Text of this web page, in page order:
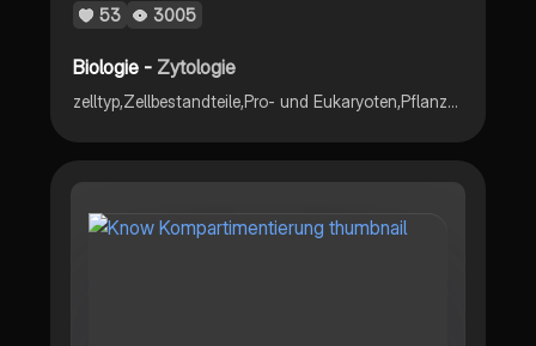
53 3005
Biologie - Zytologie
zelltyp,Zellbestandteile,Pro- und Eukaryoten,Pflanzen- und Tierzellen,kompartimentierung